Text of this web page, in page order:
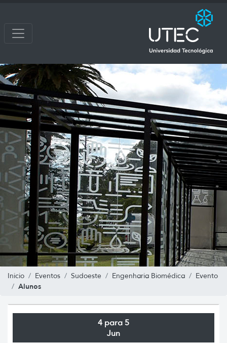
Inicio Eventos Sudoeste Engenharia Biomédica Evento
Alunos
4 para 5
Jun